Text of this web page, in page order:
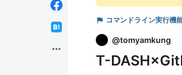
more_horiz
flag コマンドライン実行機
@tomyamkung
T-